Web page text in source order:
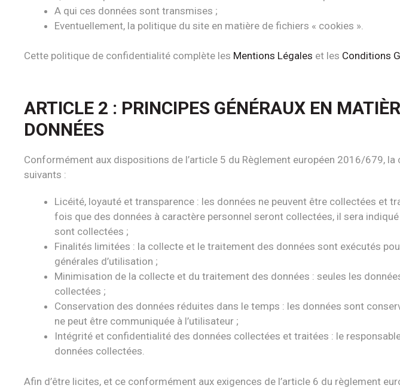
A qui ces données sont transmises ;
Eventuellement, la politique du site en matière de fichiers « cookies ».
Cette politique de confidentialité complète les Mentions Légales et les Conditions
ARTICLE 2 : PRINCIPES GÉNÉRAUX EN
DONNÉES
Conformément aux dispositions de l’article 5 du Règlement européen 2016/679,
suivants :
Licéité, loyauté et transparence : les données ne peuvent être collectées et
fois que des données à caractère personnel seront collectées, il sera
sont collectées ;
Finalités limitées : la collecte et le traitement des données sont exécutés
générales d’utilisation ;
Minimisation de la collecte et du traitement des données : seules les
collectées ;
Conservation des données réduites dans le temps : les données sont
ne peut être communiquée à l’utilisateur ;
Intégrité et confidentialité des données collectées et traitées : le
données collectées.
Afin d’être licites, et ce conformément aux exigences de l’article 6 du règlement